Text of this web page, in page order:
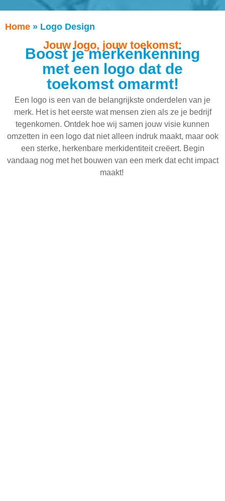
Home » Logo Design
Jouw logo, jouw toekomst:
Boost je merkenkenning
met een logo dat de
toekomst omarmt!
Een logo is een van de belangrijkste onderdelen van je
merk. Het is het eerste wat mensen zien als ze je bedrijf
tegenkomen. Ontdek hoe wij samen jouw visie kunnen
omzetten in een logo dat niet alleen indruk maakt, maar ook
een sterke, herkenbare merkidentiteit creëert. Begin
vandaag nog met het bouwen van een merk dat echt impact
maakt!